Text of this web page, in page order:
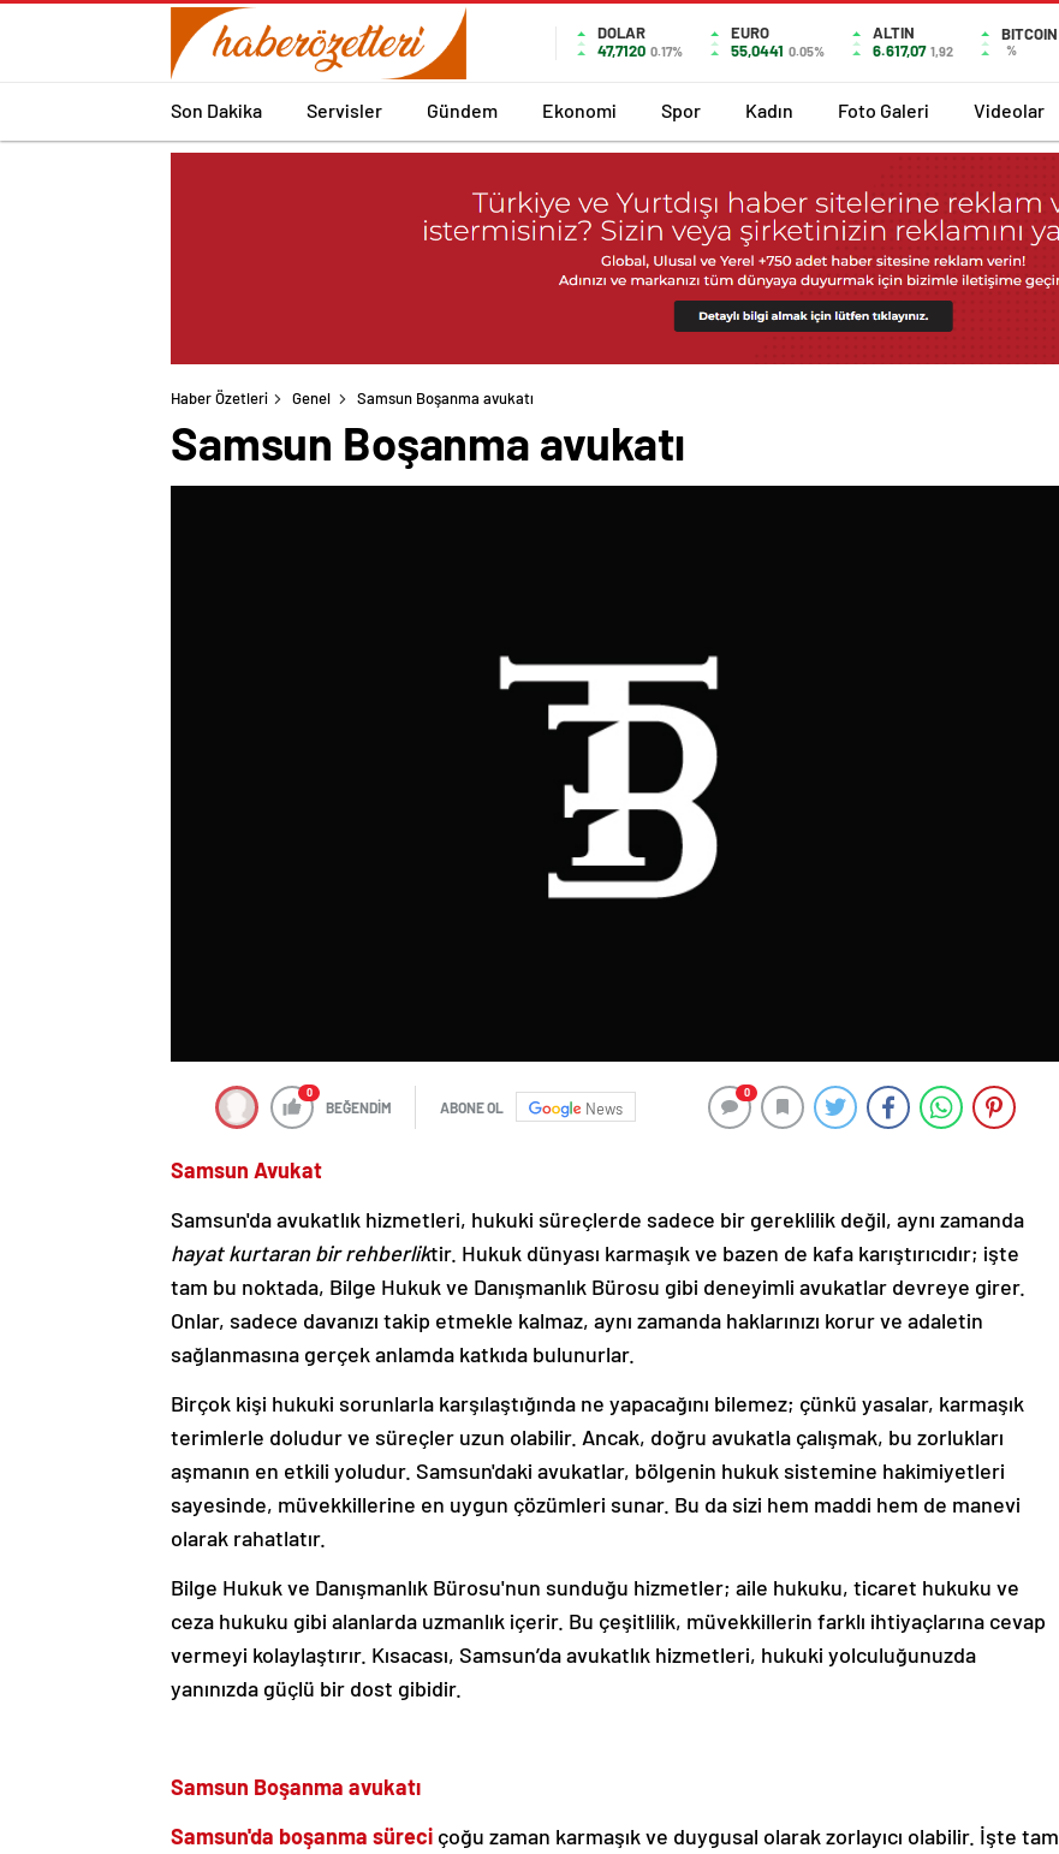
DOLAR
47,7120 0.17%
EURO
55,0441 0.05%
ALTIN
6.617,07 1,92
BITCOIN
%
Son Dakika Servisler Gündem Ekonomi Spor Kadın Foto Galeri Videolar
Haber Özetleri Genel Samsun Boşanma avukatı
Samsun Boşanma avukatı
0
BEĞENDİM ABONE OL News
0
Samsun Avukat
Samsun'da avukatlık hizmetleri, hukuki süreçlerde sadece bir gereklilik değil, aynı zamanda
hayat kurtaran bir rehberliktir. Hukuk dünyası karmaşık ve bazen de kafa karıştırıcıdır; işte
tam bu noktada, Bilge Hukuk ve Danışmanlık Bürosu gibi deneyimli avukatlar devreye girer.
Onlar, sadece davanızı takip etmekle kalmaz, aynı zamanda haklarınızı korur ve adaletin
sağlanmasına gerçek anlamda katkıda bulunurlar.
Birçok kişi hukuki sorunlarla karşılaştığında ne yapacağını bilemez; çünkü yasalar, karmaşık
terimlerle doludur ve süreçler uzun olabilir. Ancak, doğru avukatla çalışmak, bu zorlukları
aşmanın en etkili yoludur. Samsun'daki avukatlar, bölgenin hukuk sistemine hakimiyetleri
sayesinde, müvekkillerine en uygun çözümleri sunar. Bu da sizi hem maddi hem de manevi
olarak rahatlatır.
Bilge Hukuk ve Danışmanlık Bürosu'nun sunduğu hizmetler; aile hukuku, ticaret hukuku ve
ceza hukuku gibi alanlarda uzmanlık içerir. Bu çeşitlilik, müvekkillerin farklı ihtiyaçlarına cevap
vermeyi kolaylaştırır. Kısacası, Samsun’da avukatlık hizmetleri, hukuki yolculuğunuzda
yanınızda güçlü bir dost gibidir.
Samsun Boşanma avukatı
Samsun'da boşanma süreci çoğu zaman karmaşık ve duygusal olarak zorlayıcı olabilir. İşte tam